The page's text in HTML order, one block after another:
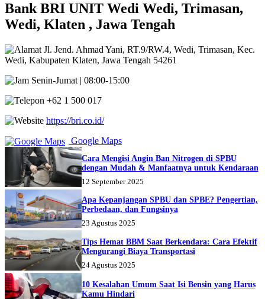
Bank BRI UNIT Wedi Wedi, Trimasan,
Wedi, Klaten , Jawa Tengah
Jl. Jend. Ahmad Yani, RT.9/RW.4, Wedi, Trimasan, Kec.
Wedi, Kabupaten Klaten, Jawa Tengah 54261
Senin-Jumat | 08:00-15:00
+62 1 500 017
https://bri.co.id/
Google Maps
Cara Mengisi Angin Ban Nitrogen di SPBU
dengan Mudah & Manfaatnya untuk Kendaraan
12 September 2025
Apa Kepanjangan SPBU dan SPBE? Pengertian,
Perbedaan, dan Fungsinya
23 Agustus 2025
Tips Hemat BBM Saat Berkendara: Cara Efektif
Mengurangi Biaya Transportasi
24 Agustus 2025
10 Kesalahan Umum Saat Isi Bensin yang Harus
Kamu Hindari